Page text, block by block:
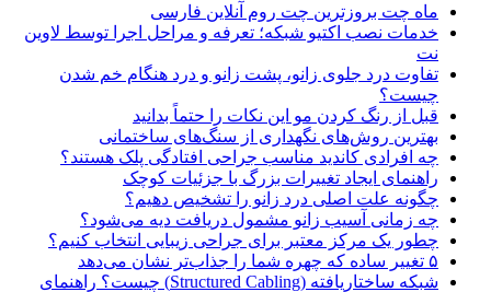
ماه چت بروزترین چت روم آنلاین فارسی
خدمات نصب اکتیو شبکه؛ تعرفه و مراحل اجرا توسط لاوین
نت
تفاوت درد جلوی زانو، پشت زانو و درد هنگام خم شدن
چیست؟
قبل از رنگ کردن مو این نکات را حتماً بدانید
بهترین روش‌های نگهداری از سنگ‌های ساختمانی
چه افرادی کاندید مناسب جراحی افتادگی پلک هستند؟
راهنمای ایجاد تغییرات بزرگ با جزئیات کوچک
چگونه علت اصلی درد زانو را تشخیص دهیم؟
چه زمانی آسیب زانو مشمول دریافت دیه می‌شود؟
چطور یک مرکز معتبر برای جراحی زیبایی انتخاب کنیم؟
۵ تغییر ساده که چهره شما را جذاب‌تر نشان می‌دهد
شبکه ساختاریافته (Structured Cabling) چیست؟ راهنمای